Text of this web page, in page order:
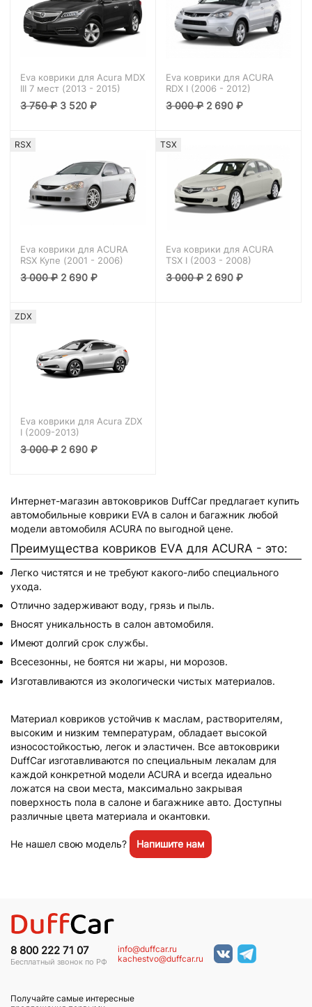
Eva коврики для Acura MDX
III 7 мест (2013 - 2015)
3 750₽ 3 520₽
Eva коврики для ACURA
RDX I (2006 - 2012)
3 000₽ 2 690₽
RSX
Eva коврики для ACURA
RSX Купе (2001 - 2006)
3 000₽ 2 690₽
TSX
Eva коврики для ACURA
TSX I (2003 - 2008)
3 000₽ 2 690₽
ZDX
Eva коврики для Acura ZDX
I (2009-2013)
3 000₽ 2 690₽
Интернет-магазин автоковриков DuffCar предлагает купить
автомобильные коврики EVA в салон и багажник любой
модели автомобиля ACURA по выгодной цене.
Преимущества ковриков EVA для ACURA - это:
Легко чистятся и не требуют какого-либо специального
ухода.
Отлично задерживают воду, грязь и пыль.
Вносят уникальность в салон автомобиля.
Имеют долгий срок службы.
Всесезонны, не боятся ни жары, ни морозов.
Изготавливаются из экологически чистых материалов.
Материал ковриков устойчив к маслам, растворителям,
высоким и низким температурам, обладает высокой
износостойкостью, легок и эластичен. Все автоковрики
DuffCar изготавливаются по специальным лекалам для
каждой конкретной модели ACURA и всегда идеально
ложатся на свои места, максимально закрывая
поверхность пола в салоне и багажнике авто. Доступны
различные цвета материала и окантовки.
Не нашел свою модель? Напишите нам
8 800 222 71 07
Бесплатный звонок по РФ
info@duffcar.ru
kachestvo@duffcar.ru
Получайте самые интересные